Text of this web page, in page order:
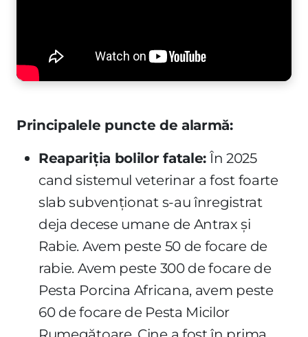
Principalele puncte de alarmă:
Reapariția bolilor fatale: În 2025
cand sistemul veterinar a fost foarte
slab subvenționat s-au înregistrat
deja decese umane de Antrax și
Rabie. Avem peste 50 de focare de
rabie. Avem peste 300 de focare de
Pesta Porcina Africana, avem peste
60 de focare de Pesta Micilor